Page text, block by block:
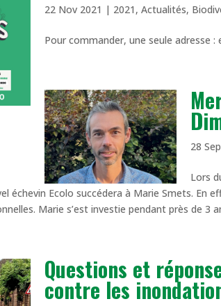
22 Nov 2021 | 2021 ,Actualités,
Pour commander, une seule adresse
28
Lors
échevin Ecolo succédera à Marie Smets. En
Marie s’est investie pendant près de 3
Questions et
contre les